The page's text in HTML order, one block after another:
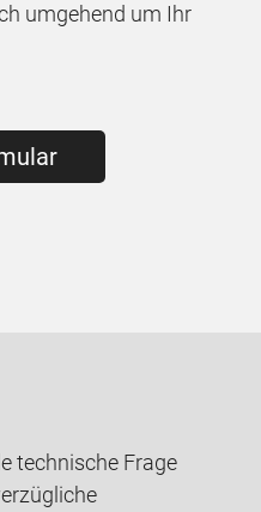
umgehend um Ihr
technische Frage